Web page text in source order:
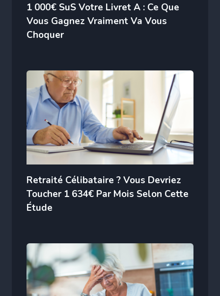
1 000€ SuS Votre Livret A : Ce Que
Vous Gagnez Vraiment Va Vous
Choquer
Retraité Célibataire ? Vous Devriez
Toucher 1 634€ Par Mois Selon Cette
Étude